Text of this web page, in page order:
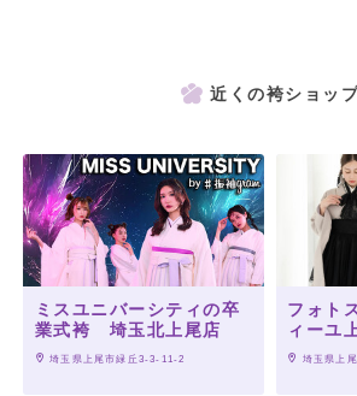
近くの袴ショッ
ミスユニバーシティの卒
業式袴 埼玉北上尾店
埼玉県上尾市緑丘3-3-11-2
フォト
ィーユ
埼玉県上